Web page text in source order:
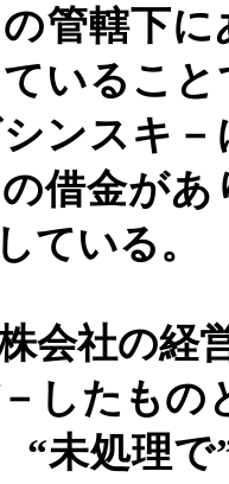
管轄下
いるこ
ンスキ－
借金があ
ている。
会社の経
したもの
“未処理で